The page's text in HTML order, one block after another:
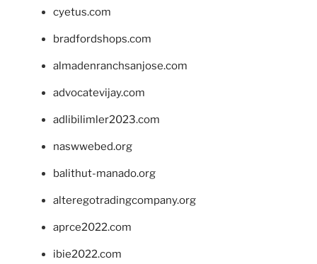
cyetus.com
bradfordshops.com
almadenranchsanjose.com
advocatevijay.com
adlibilimler2023.com
naswwebed.org
balithut-manado.org
alteregotradingcompany.org
aprce2022.com
ibie2022.com